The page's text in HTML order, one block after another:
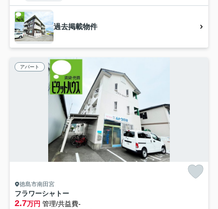
過去掲載物件
アパート
徳島市南田宮
フラワーシャトー
2.7万円 管理/共益費-